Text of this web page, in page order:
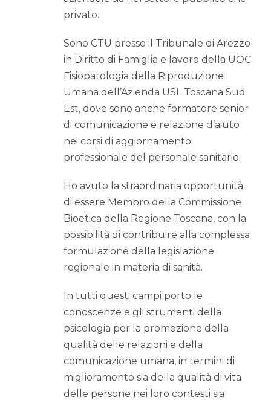
privato.
Sono CTU presso il Tribunale di Arezzo
in Diritto di Famiglia e lavoro della UOC
Fisiopatologia della Riproduzione
Umana dell’Azienda USL Toscana Sud
Est, dove sono anche formatore senior
di comunicazione e relazione d’aiuto
nei corsi di aggiornamento
professionale del personale sanitario.
Ho avuto la straordinaria opportunità
di essere Membro della Commissione
Bioetica della Regione Toscana, con la
possibilità di contribuire alla complessa
formulazione della legislazione
regionale in materia di sanità.
In tutti questi campi porto le
conoscenze e gli strumenti della
psicologia per la promozione della
qualità delle relazioni e della
comunicazione umana, in termini di
miglioramento sia della qualità di vita
delle persone nei loro contesti sia